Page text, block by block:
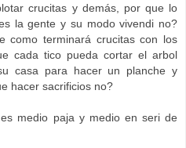
crucitas y demás, por que lo
la gente y su modo vivendi no?
como terminará crucitas con los
cada tico pueda cortar el arbol
casa para hacer un planche y
hacer sacrificios no?
medio paja y medio en seri de